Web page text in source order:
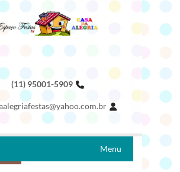
(11) 95001-5909
Menu